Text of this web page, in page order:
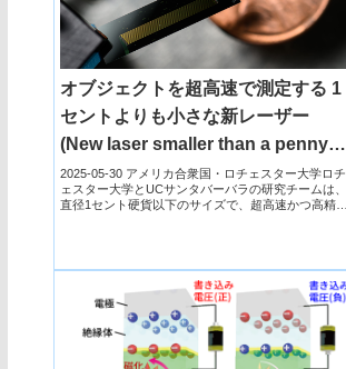
オブジェクトを超高速で測定する 1
セントよりも小さな新レーザー
(New laser smaller than a penny
can measure objects at ultrafast
rates)
2025-05-30 アメリカ合衆国・ロチェスター大学ロチ
ェスター大学とUCサンタバーバラの研究チームは、
直径1セント硬貨以下のサイズで、超高速かつ高精度